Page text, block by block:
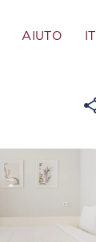
AIUTO IT